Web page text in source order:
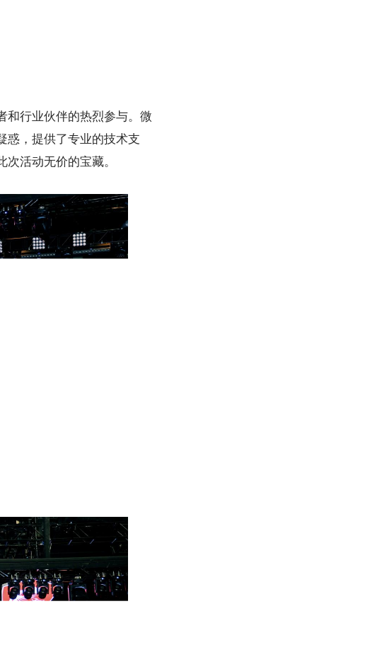
和行业伙伴的热烈参与。微
惑，提供了专业的技术支
活动无价的宝藏。